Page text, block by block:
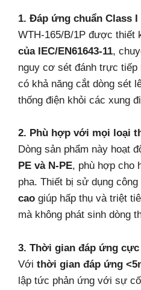
1. Đáp ứng chuẩn Class I
WTH-165/B/1P được thiết
của IEC/EN61643-11,
nguy cơ sét đánh trực tiếp
có khả năng cắt dòng sét
thống điện khỏi các xung
2. Phù hợp với mọi loại
Dòng sản phẩm này hoạt
PE và N-PE, phù hợp cho
pha. Thiết bị sử dụng công
cao giúp hấp thụ và triệt
mà không phát sinh dòng
3. Thời gian đáp ứng
Với thời gian đáp ứng
lập tức phản ứng với sự